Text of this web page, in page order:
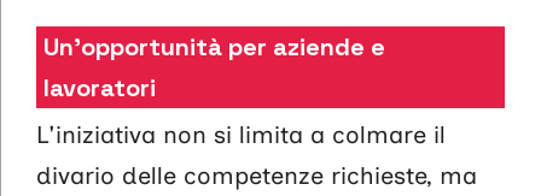
Un'opportunità per aziende e
lavoratori
L'iniziativa non si limita a colmare il
divario delle competenze richieste, ma